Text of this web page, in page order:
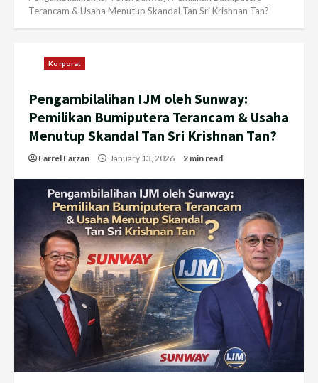
Terancam & Usaha Menutup Skandal Tan Sri Krishnan Tan?
Korporat
Pengambilalihan IJM oleh Sunway:
Pemilikan Bumiputera Terancam & Usaha
Menutup Skandal Tan Sri Krishnan Tan?
Farrel Farzan January 13, 2026 2 min read